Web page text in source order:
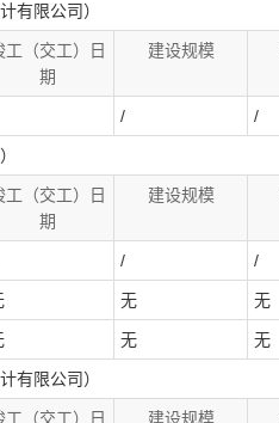
有限公司）
工（交工）日
期
建设规模
/ /
工（交工）日
期
建设规模
/ /
无 无
无 无
有限公司）
工（交工）日 建设规模